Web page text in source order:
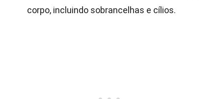
corpo, incluindo sobrancelhas e cílios.